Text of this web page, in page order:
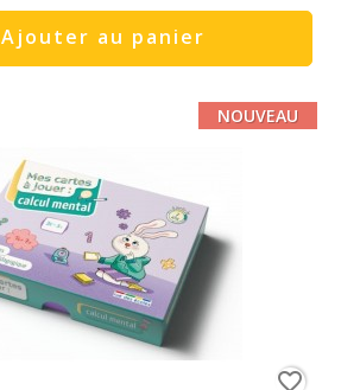
Ajouter au panier
NOUVEAU
favorite_border